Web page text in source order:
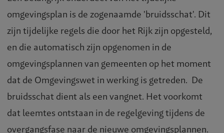
omgevingsplan is de zogenaamde 'bruidsschat'. Dit
zijn tijdelijke regels die door het Rijk zijn opgesteld,
en die automatisch zijn opgenomen in de
omgevingsplannen van gemeenten op het moment
dat de Omgevingswet in werking is getreden. De
bruidsschat dient als een vangnet. Het voorkomt
dat leemtes ontstaan in de regelgeving tijdens de
overgangsfase naar de nieuwe omgevingsplannen.